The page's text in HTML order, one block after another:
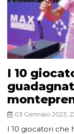
I 10
03 Gennaio 2023,
I 10 giocatori che